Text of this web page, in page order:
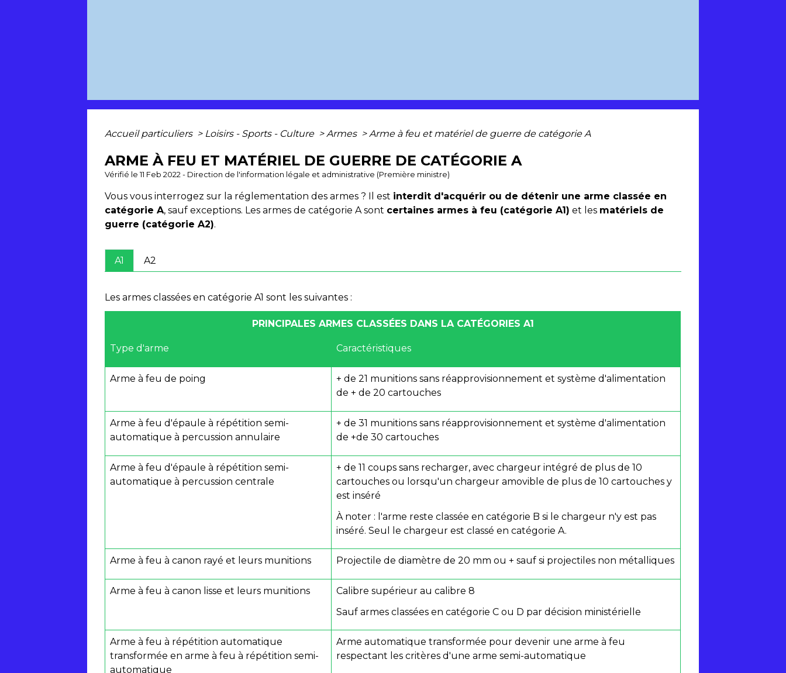
Accueil particuliers > Loisirs - Sports - Culture > Armes > Arme à feu et matériel de guerre de catégorie A
ARME À FEU ET MATÉRIEL DE GUERRE DE CATÉGORIE A
Vérifié le 11 Feb 2022 - Direction de l'information légale et administrative (Première ministre)
Vous vous interrogez sur la réglementation des armes ? Il est interdit d'acquérir ou de détenir une arme classée en
catégorie A, sauf exceptions. Les armes de catégorie A sont certaines armes à feu (catégorie A1) et les matériels de
guerre (catégorie A2).
A1 A2
Les armes classées en catégorie A1 sont les suivantes :
PRINCIPALES ARMES CLASSÉES DANS LA CATÉGORIES A1
Type d'arme Caractéristiques
Arme à feu de poing
+ de 21 munitions sans réapprovisionnement et système d'alimentation
de + de 20 cartouches
Arme à feu d'épaule à répétition semi-
automatique à percussion annulaire
+ de 31 munitions sans réapprovisionnement et système d'alimentation
de +de 30 cartouches
Arme à feu d'épaule à répétition semi-
automatique à percussion centrale
+ de 11 coups sans recharger, avec chargeur intégré de plus de 10
cartouches ou lorsqu'un chargeur amovible de plus de 10 cartouches y
est inséré
À noter : l'arme reste classée en catégorie B si le chargeur n'y est pas
inséré. Seul le chargeur est classé en catégorie A.
Arme à feu à canon rayé et leurs munitions Projectile de diamètre de 20 mm ou + sauf si projectiles non métalliques
Arme à feu à canon lisse et leurs munitions
Calibre supérieur au calibre 8
Sauf armes classées en catégorie C ou D par décision ministérielle
Arme à feu à répétition automatique
transformée en arme à feu à répétition semi-
automatique
Arme automatique transformée pour devenir une arme à feu
respectant les critères d'une arme semi-automatique